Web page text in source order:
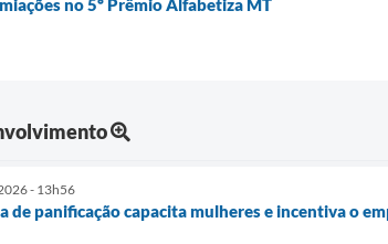
no 5º Prêmio Alfabetiza MT
- 13h56
de panificação capacita mulheres e incentiva o